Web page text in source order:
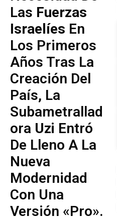
Las Fuerzas
Israelíes En
Los Primeros
Años Tras La
Creación Del
País, La
Subametrallad
Ora Uzi Entró
De Lleno A La
Nueva
Modernidad
Con Una
Versión «Pro».